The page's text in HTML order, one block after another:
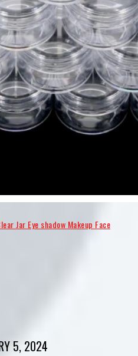
Jar Eye shadow Makeup Face
5, 2024